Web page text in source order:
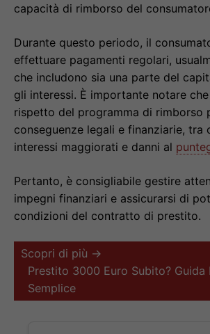
capacità di rimborso del
Durante questo periodo, il
effettuare pagamenti regolari,
che includono sia una parte del
gli interessi. È importante notare
rispetto del programma di rimborso
conseguenze legali e finanziarie, tra
interessi maggiorati e danni al
Pertanto, è consigliabile gestire
impegni finanziari e assicurarsi di
condizioni del contratto di prestito.
Scopri di più →
Prestito 3000 Euro Subito? Guida
Semplice